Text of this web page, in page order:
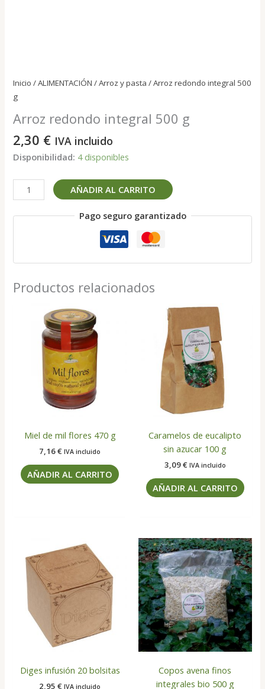
Inicio /ALIMENTACIÓN /Arroz y pasta / Arroz redondo integral 500
g
Arroz redondo integral 500 g
2,30 € IVA incluido
Disponibilidad: 4 disponibles
Arroz
redondo
AÑADIR AL CARRITO
Pago seguro garantizado
Productos relacionados
Miel de mil flores 470 g
7,16€ IVA incluido
AÑADIR AL CARRITO
Caramelos de eucalipto
sin azucar 100 g
3,09€ IVA incluido
AÑADIR AL CARRITO
Diges infusión 20 bolsitas
2,95€ IVA incluido
Copos avena finos
integrales bio 500 g